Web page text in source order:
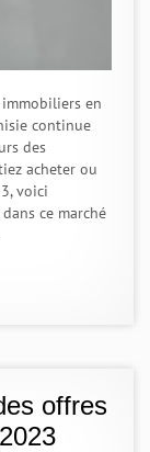
en
continue
des
acheter ou
voici
ce marché
offres